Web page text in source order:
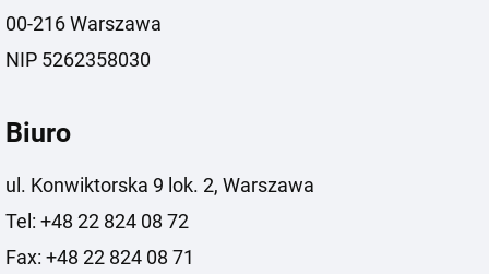
00-216 Warszawa
NIP 5262358030
Biuro
ul. Konwiktorska 9 lok. 2, Warszawa
Tel: +48 22 824 08 72
Fax: +48 22 824 08 71